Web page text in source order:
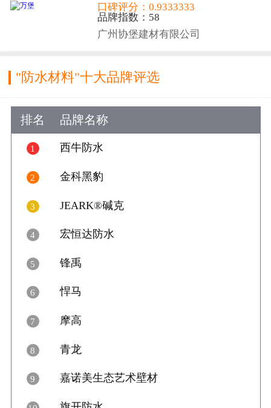
口碑评分：0.9333333
品牌指数：58
广州协堡建材有限公司
"防水材料"十大品牌评选
排名 品牌名称
好评数 好评
1 西牛防水
11
2 金科黑豹
12 
3 JEARK®碱克
15 
4 宏恒达防水
14
5 锋禹
12
6 悍马
5
7 摩高
23
8 青龙
25 
9 嘉诺美生态艺术壁材